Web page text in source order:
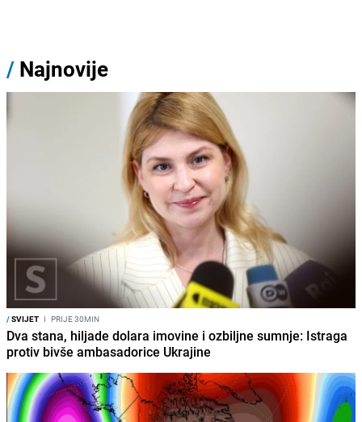
/ Najnovije
/SVIJET I PRIJE 30MIN
Dva stana, hiljade dolara imovine i ozbiljne sumnje: Istraga
protiv bivše ambasadorice Ukrajine